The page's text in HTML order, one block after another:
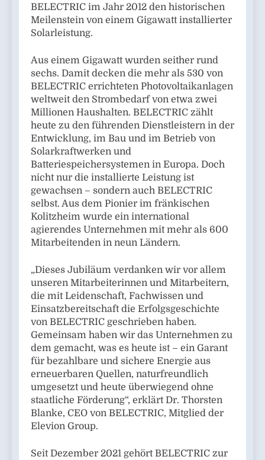
BELECTRIC im Jahr 2012 den historischen
Meilenstein von einem Gigawatt installierter
Solarleistung.
Aus einem Gigawatt wurden seither rund
sechs. Damit decken die mehr als 530 von
BELECTRIC errichteten Photovoltaikanlagen
weltweit den Strombedarf von etwa zwei
Millionen Haushalten. BELECTRIC zählt
heute zu den führenden Dienstleistern in der
Entwicklung, im Bau und im Betrieb von
Solarkraftwerken und
Batteriespeichersystemen in Europa. Doch
nicht nur die installierte Leistung ist
gewachsen – sondern auch BELECTRIC
selbst. Aus dem Pionier im fränkischen
Kolitzheim wurde ein international
agierendes Unternehmen mit mehr als 600
Mitarbeitenden in neun Ländern.
„Dieses Jubiläum verdanken wir vor allem
unseren Mitarbeiterinnen und Mitarbeitern,
die mit Leidenschaft, Fachwissen und
Einsatzbereitschaft die Erfolgsgeschichte
von BELECTRIC geschrieben haben.
Gemeinsam haben wir das Unternehmen zu
dem gemacht, was es heute ist – ein Garant
für bezahlbare und sichere Energie aus
erneuerbaren Quellen, naturfreundlich
umgesetzt und heute überwiegend ohne
staatliche Förderung“, erklärt Dr. Thorsten
Blanke, CEO von BELECTRIC, Mitglied der
Elevion Group.
Seit Dezember 2021 gehört BELECTRIC zur